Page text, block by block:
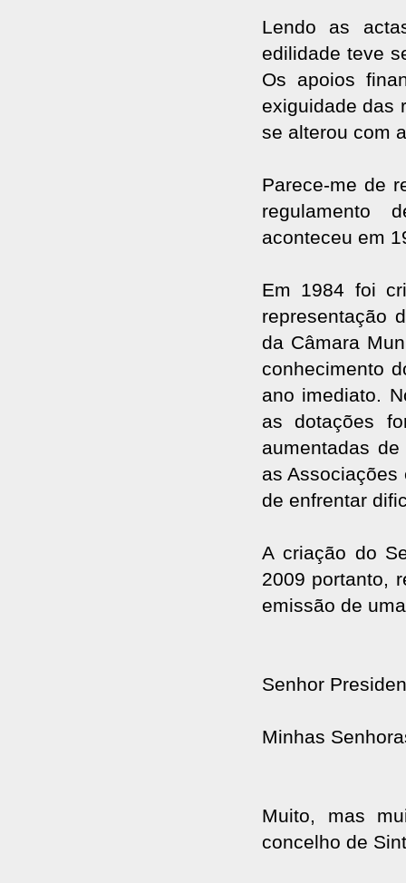
Lendo as
edilidade teve
Os apoios
exiguidade das
se alterou com
Parece-me de
regulamento
aconteceu em
Em 1984 foi
representação
da Câmara
conhecimento
ano imediato.
as dotações
aumentadas
as
de enfrentar
A criação do
2009 portanto,
emissão de
Senhor
Minhas
Muito, mas
concelho de